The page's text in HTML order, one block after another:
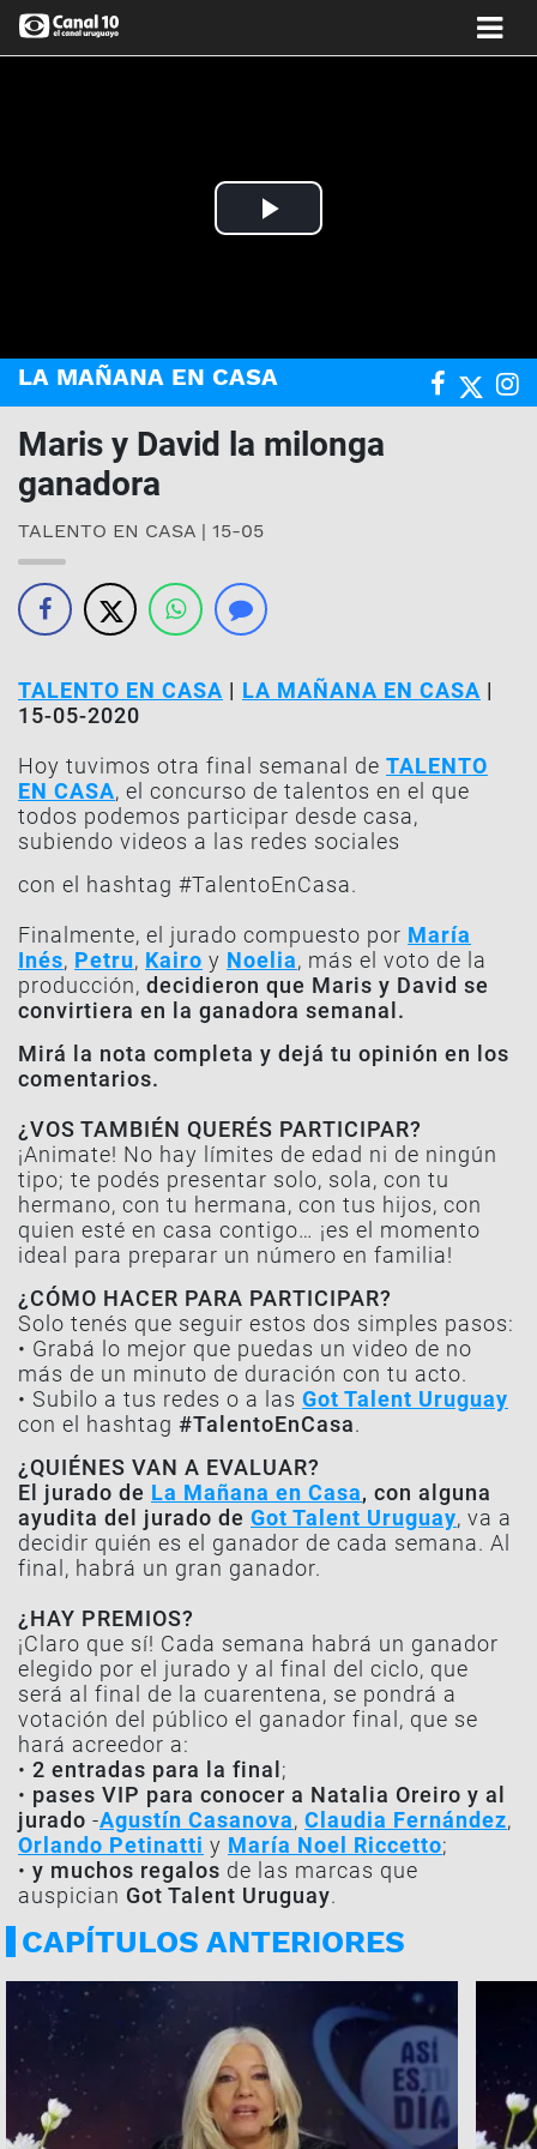
Play
LA MAÑANA EN CASA
Maris y David la milonga
ganadora
TALENTO EN CASA | 15-05
TALENTO EN CASA | LA MAÑANA EN CASA |
15-05-2020
Hoy tuvimos otra final semanal de TALENTO
EN CASA, el concurso de talentos en el que
todos podemos participar desde casa,
subiendo videos a las redes sociales
con el hashtag #TalentoEnCasa.
Finalmente, el jurado compuesto por María
Inés, Petru, Kairo y Noelia, más el voto de la
producción, decidieron que Maris y David se
convirtiera en la ganadora semanal.
Mirá la nota completa y dejá tu opinión en los
comentarios.
¿VOS TAMBIÉN QUERÉS PARTICIPAR?
¡Animate! No hay límites de edad ni de ningún
tipo; te podés presentar solo, sola, con tu
hermano, con tu hermana, con tus hijos, con
quien esté en casa contigo… ¡es el momento
ideal para preparar un número en familia!
¿CÓMO HACER PARA PARTICIPAR?
Solo tenés que seguir estos dos simples pasos:
• Grabá lo mejor que puedas un video de no
más de un minuto de duración con tu acto.
• Subilo a tus redes o a las Got Talent Uruguay
con el hashtag #TalentoEnCasa.
¿QUIÉNES VAN A EVALUAR?
El jurado de La Mañana en Casa, con alguna
ayudita del jurado de Got Talent Uruguay, va a
decidir quién es el ganador de cada semana. Al
final, habrá un gran ganador.
¿HAY PREMIOS?
¡Claro que sí! Cada semana habrá un ganador
elegido por el jurado y al final del ciclo, que
será al final de la cuarentena, se pondrá a
votación del público el ganador final, que se
hará acreedor a:
• 2 entradas para la final ;
• pases VIP para conocer a Natalia Oreiro y al
jurado -Agustín Casanova, Claudia Fernández,
Orlando Petinatti y María Noel Riccetto;
• y muchos regalos de las marcas que
auspician Got Talent Uruguay.
CAPÍTULOS ANTERIORES